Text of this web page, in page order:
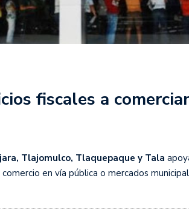
fiscales a
Tlajomulco, Tlaquepaque y Tala
en vía pública o mercados